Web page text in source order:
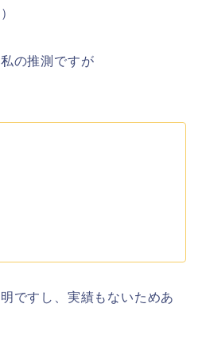
の推測ですが
ですし、実績もないためあ